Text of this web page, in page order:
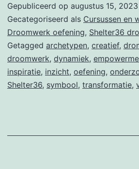
Gepubliceerd op augustus 15, 2023
Gecategoriseerd als Cursussen en
Droomwerk oefening, Shelter36
Getagged archetypen, creatief,
droomwerk, dynamiek,
inspiratie, inzicht, oefening,
Shelter36, symbool, transformatie,